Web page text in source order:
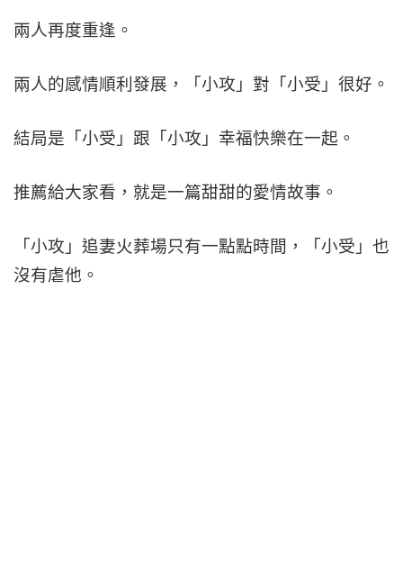
兩人再度重逢。
兩人的感情順利發展，「小攻」對「小受」很好。
結局是「小受」跟「小攻」幸福快樂在一起。
推薦給大家看，就是一篇甜甜的愛情故事。
「小攻」追妻火葬場只有一點點時間，「小受」也
沒有虐他。